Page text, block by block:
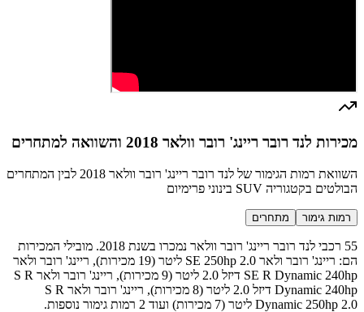
מכירות לנד רובר ריינג' רובר וולאר 2018 והשוואה למתחרים
השוואת רמות הגימור של לנד רובר ריינג' רובר וולאר 2018 לבין המתחרים
הבולטים בקטגוריה SUV בינוני פרימיום
רמות גימור מתחרים
55 רכבי לנד רובר ריינג' רובר וולאר נמכרו בשנת 2018. מובילי המכירות
הם: ריינג' רובר ולאר SE 250hp 2.0 ליטר (19 מכירות), ריינג' רובר ולאר
SE R Dynamic 240hp דיזל 2.0 ליטר (9 מכירות), ריינג' רובר ולאר S R
Dynamic 240hp דיזל 2.0 ליטר (8 מכירות), ריינג' רובר ולאר S R
Dynamic 250hp 2.0 ליטר (7 מכירות) ועוד 2 רמות גימור נוספות.